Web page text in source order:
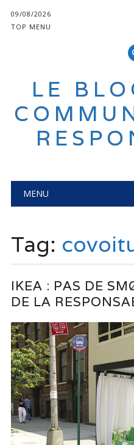
09/08/2026
TOP MENU
LE
Main menu
MENU
Tag:
IKEA : PAS DE
DE LA